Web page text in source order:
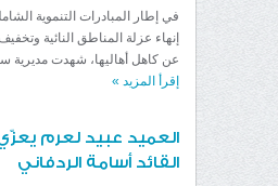
​في إطار المبادرات التنموية
إنهاء عزلة المناطق النائية
عن كاهل أهاليها، شهدت مديرية
إقرأ المزيد »
العميد عبيد لعرم
القائد أسامة الردفاني